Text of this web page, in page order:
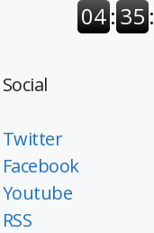
Social
Twitter
Facebook
Youtube
RSS